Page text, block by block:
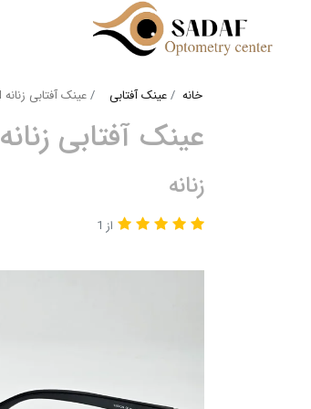
خانه عینک آفتابی عینک آفتابی زنانه LEGION مدل LG1۰۱۵
عینک آفتابی زنانه LEGION مدل LG1۰۱۵
زنانه
از 1